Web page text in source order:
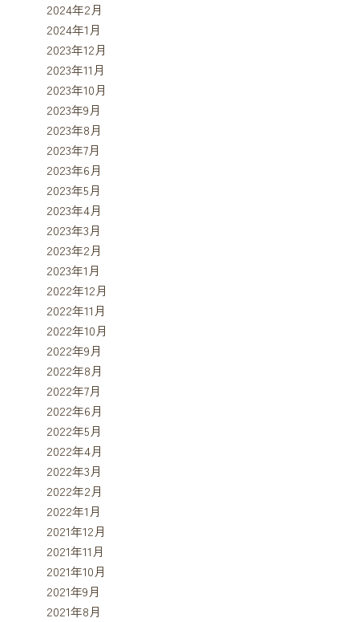
2024年2月
2024年1月
2023年12月
2023年11月
2023年10月
2023年9月
2023年8月
2023年7月
2023年6月
2023年5月
2023年4月
2023年3月
2023年2月
2023年1月
2022年12月
2022年11月
2022年10月
2022年9月
2022年8月
2022年7月
2022年6月
2022年5月
2022年4月
2022年3月
2022年2月
2022年1月
2021年12月
2021年11月
2021年10月
2021年9月
2021年8月